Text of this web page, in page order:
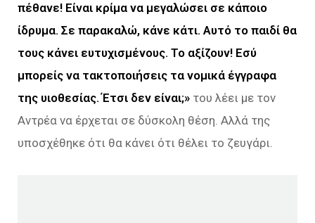
πέθανε! Είναι κρίμα να μεγαλώσει σε κάποιο
ίδρυμα. Σε παρακαλώ, κάνε κάτι. Αυτό το παιδί θα
τους κάνει ευτυχισμένους. Το αξίζουν! Εσύ
μπορείς να τακτοποιήσεις τα νομικά έγγραφα
της υιοθεσίας. Έτσι δεν είναι;» του λέει με τον
Αντρέα να έρχεται σε δύσκολη θέση. Αλλά της
υποσχέθηκε ότι θα κάνει ότι θέλει το ζευγάρι.